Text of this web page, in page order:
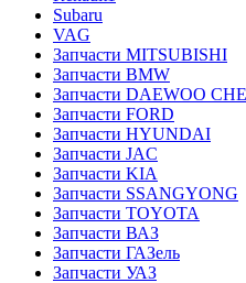
Subaru
VAG
Запчасти MITSUBISHI
Запчасти BMW
Запчасти DAEWOO
Запчасти FORD
Запчасти HYUNDAI
Запчасти JAC
Запчасти KIA
Запчасти SSANGYONG
Запчасти TOYOTA
Запчасти ВАЗ
Запчасти ГАЗель
Запчасти УАЗ